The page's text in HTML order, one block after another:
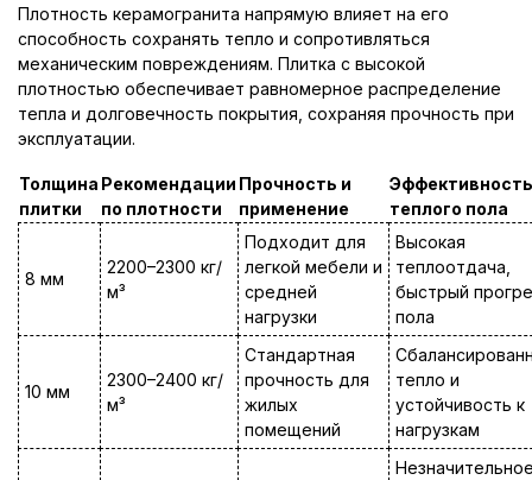
Плотность керамогранита напрямую влияет на его
способность сохранять тепло и сопротивляться
механическим повреждениям. Плитка с высокой
плотностью обеспечивает равномерное распределение
тепла и долговечность покрытия, сохраняя прочность при
эксплуатации.
Толщина
плитки
Рекомендации
по плотности
Прочность и
применение
Эффективность
теплого пола
8 мм
2200–2300 кг/
м³
Подходит для
легкой мебели и
средней
нагрузки
Высокая
теплоотдача,
быстрый
пола
10 мм
2300–2400 кг/
м³
Стандартная
прочность для
жилых
помещений
тепло и
устойчивость к
нагрузкам